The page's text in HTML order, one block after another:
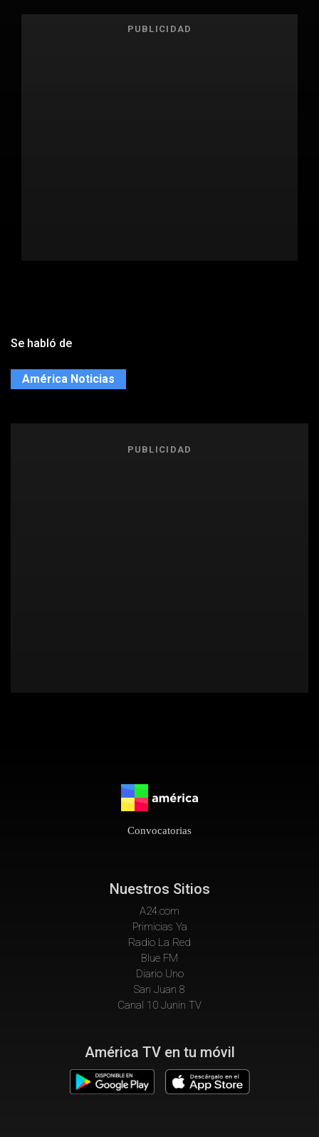
PUBLICIDAD
Se habló de
América Noticias
PUBLICIDAD
Convocatorias
Nuestros Sitios
A24.com
Primicias Ya
Radio La Red
Blue FM
Diario Uno
San Juan 8
Canal 10 Junin TV
América TV en tu móvil